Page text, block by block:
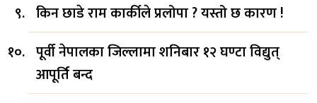
किन छाडे राम कार्कीले प्रलोपा ? यस्तो छ कारण !
पूर्वी नेपालका जिल्लामा शनिबार १२ घण्टा विद्युत्
आपूर्ति बन्द